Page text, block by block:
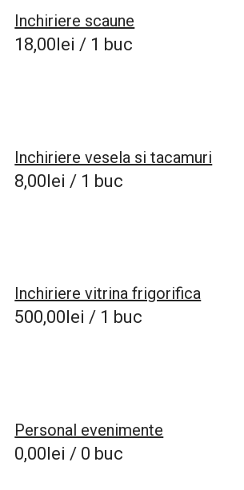
Inchiriere scaune
18,00lei / 1 buc
Inchiriere vesela si tacamuri
8,00lei / 1 buc
Inchiriere vitrina frigorifica
500,00lei / 1 buc
Personal evenimente
0,00lei / 0 buc